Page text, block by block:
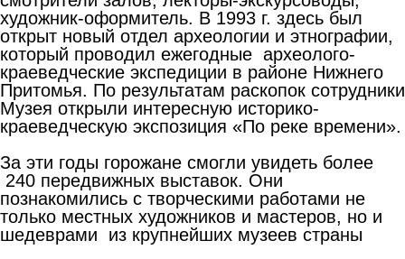
художник-оформитель. В 1993 г. здесь был
открыт новый отдел археологии и этнографии,
который проводил ежегодные археолого-
краеведческие экспедиции в районе Нижнего
Притомья. По результатам раскопок сотрудники
Музея открыли интересную историко-
краеведческую экспозиция «По реке времени».
За эти годы горожане смогли увидеть более
240 передвижных выставок. Они
познакомились с творческими работами не
только местных художников и мастеров, но и
шедеврами из крупнейших музеев страны